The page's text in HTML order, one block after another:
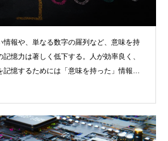
情報や、単なる数字の羅列など、意味を持
憶力は著しく低下する。人が効率良く、
記憶するためには「意味を持った」情報と